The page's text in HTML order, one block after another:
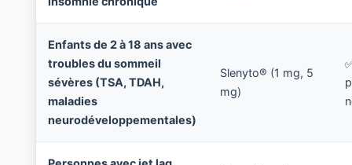
Enfants de 2 à 18 ans avec
troubles du sommeil
sévères (TSA, TDAH,
maladies
neurodéveloppementales)
Slenyto® (1 mg, 5
mg)